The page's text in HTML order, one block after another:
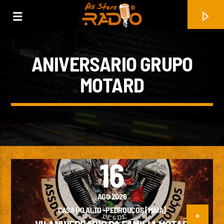
FAIXA ATUAL
FORÇA BRUTA, COM JOÃO ROMÃO
ALL STARS RADIO
ANIVERSARIO GRUPO
MOTARD
16
AGO 2026
CASA DO ALTO -PEDROUÇOS [MAIA]